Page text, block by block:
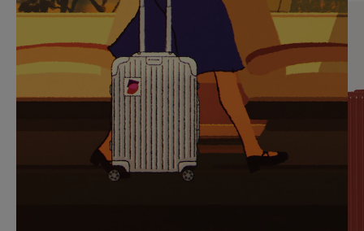
SUR
POUR
METTRE
PAUSE
VEUILLEZ
CLIQUER
POUR
RÉACTIVER
LE
SON